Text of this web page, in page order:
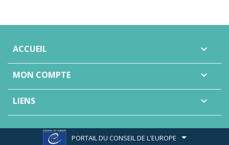
ACCUEIL 
MON COMPTE 
LIENS 
PORTAIL DU CONSEIL DE L'EUROPE